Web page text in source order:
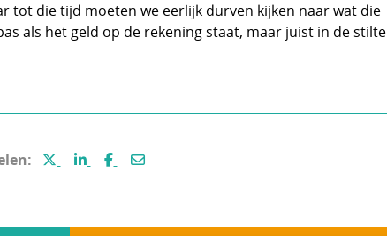
tot die tijd moeten we eerlijk durven kijken naar wat die
als het geld op de rekening staat, maar juist in de stilte
Deel deze pagina via X (voormalig Twitter)
Deel deze pagina via LinkedIn
Deel deze pagina via Facebook
Deel deze pagina per e-mail